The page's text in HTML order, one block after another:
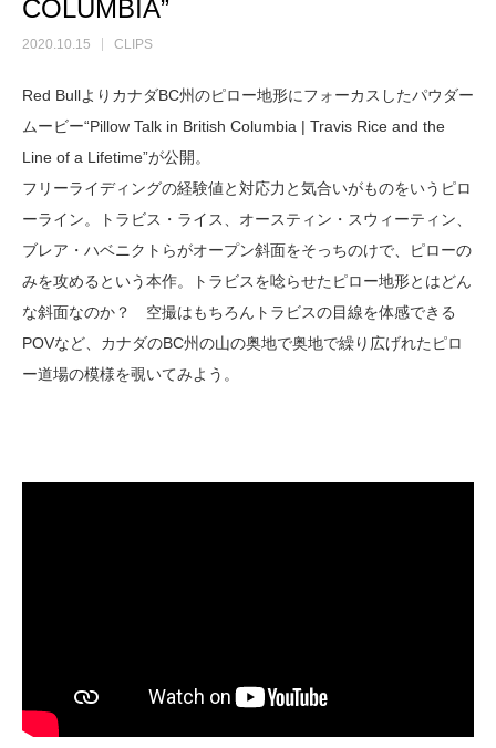
COLUMBIA”
2020.10.15 CLIPS
Red BullよりカナダBC州のピロー地形にフォーカスしたパウダー
ムービー“Pillow Talk in British Columbia | Travis Rice and the
Line of a Lifetime”が公開。
フリーライディングの経験値と対応力と気合いがものをいうピロ
ーライン。トラビス・ライス、オースティン・スウィーティン、
ブレア・ハベニクトらがオープン斜面をそっちのけで、ピローの
みを攻めるという本作。トラビスを唸らせたピロー地形とはどん
な斜面なのか？ 空撮はもちろんトラビスの目線を体感できる
POVなど、カナダのBC州の山の奥地で奥地で繰り広げれたピロ
ー道場の模様を覗いてみよう。